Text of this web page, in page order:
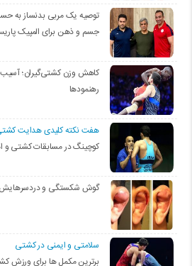
توصیه یک مربی بدنساز به
جسم و ذهن برای المپیک
کاهش وزن کشتی‌گیران؛
رهنمودها
هفت نکته کلیدی هدایت کشتی
کوچینگ در مسابقات کشتی و
گوش شکستگی و
سلامتی و ایمنی در کشتی
برترین مکمل ها برای ورزش